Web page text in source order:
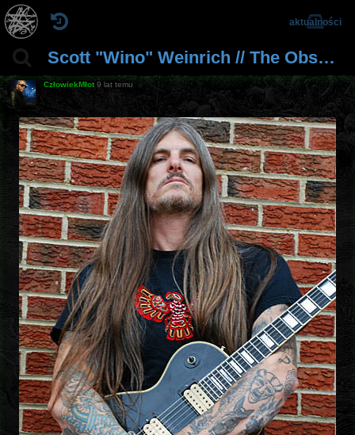
Scott "Wino" Weinrich // The Obsessed, Spirit Caravan, The Hidden Hand, Wino, Shrinebuilder
aktualności
CzłowiekMłot 9 lat temu